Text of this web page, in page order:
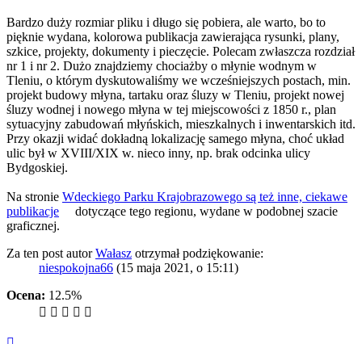
Bardzo duży rozmiar pliku i długo się pobiera, ale warto, bo to
pięknie wydana, kolorowa publikacja zawierająca rysunki, plany,
szkice, projekty, dokumenty i pieczęcie. Polecam zwłaszcza rozdział
nr 1 i nr 2. Dużo znajdziemy chociażby o młynie wodnym w
Tleniu, o którym dyskutowaliśmy we wcześniejszych postach, min.
projekt budowy młyna, tartaku oraz śluzy w Tleniu, projekt nowej
śluzy wodnej i nowego młyna w tej miejscowości z 1850 r., plan
sytuacyjny zabudowań młyńskich, mieszkalnych i inwentarskich itd.
Przy okazji widać dokładną lokalizację samego młyna, choć układ
ulic był w XVIII/XIX w. nieco inny, np. brak odcinka ulicy
Bydgoskiej.
Na stronie Wdeckiego Parku Krajobrazowego są też inne, ciekawe
publikacje
dotyczące tego regionu, wydane w podobnej szacie
graficznej.
Za ten post autorWałasz otrzymał podziękowanie:
niespokojna66 (15 maja 2021, o 15:11)
Ocena: 12.5%